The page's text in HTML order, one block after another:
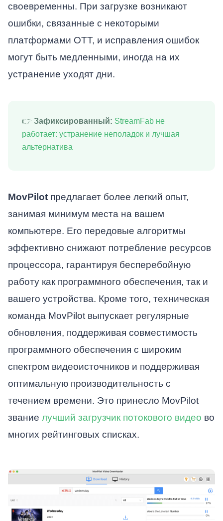
своевременны. При загрузке возникают
ошибки, связанные с некоторыми
платформами OTT, и исправления ошибок
могут быть медленными, иногда на их
устранение уходят дни.
👉Зафиксированный: StreamFab не
работает: устранение неполадок и лучшая
альтернатива
MovPilotпредлагает более легкий опыт,
занимая минимум места на вашем
компьютере. Его передовые алгоритмы
эффективно снижают потребление ресурсов
процессора, гарантируя бесперебойную
работу как программного обеспечения, так и
вашего устройства. Кроме того, техническая
команда MovPilot выпускает регулярные
обновления, поддерживая совместимость
программного обеспечения с широким
спектром видеоисточников и поддерживая
оптимальную производительность с
течением времени. Это принесло MovPilot
звание лучший загрузчик потокового видео во
многих рейтинговых списках.